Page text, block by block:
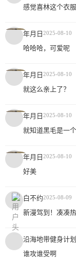
感觉喜林这个衣
年月日2025-08-10
哈哈哈，可爱呢
年月日2025-08-10
就这么亲上了？
年月日2025-08-10
就知道黑毛是一
年月日2025-08-10
好美
白不约2025-08-09
新漫驾到！凑凑热
沿海地带健身计划
谁攻谁受啊